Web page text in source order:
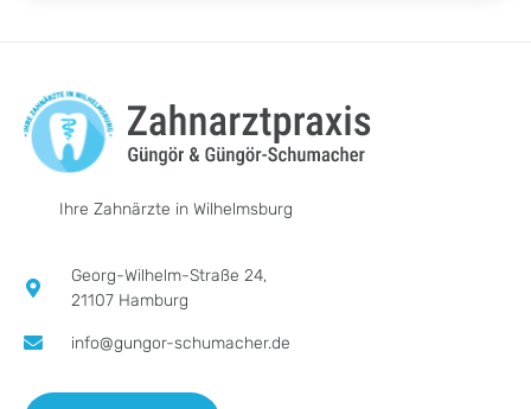
Ihre Zahnärzte in Wilhelmsburg
Georg-Wilhelm-Straße 24,
21107 Hamburg
info@gungor-schumacher.de